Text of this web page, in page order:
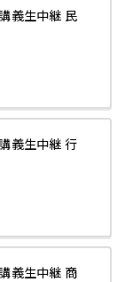
義生中継 民
義生中継 行
義生中継 商